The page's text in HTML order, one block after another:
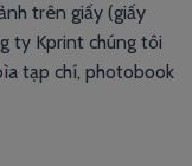
trên giấy (giấy
ty Kprint chúng tôi
tạp chí, photobook